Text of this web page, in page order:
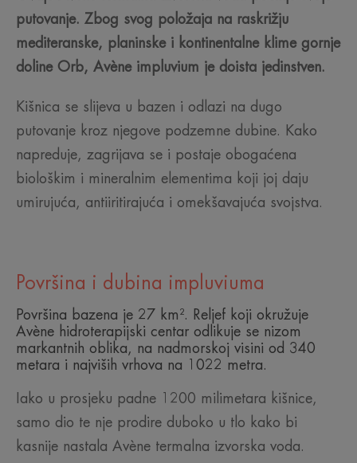
putovanje. Zbog svog položaja na raskrižju
mediteranske, planinske i kontinentalne klime gornje
doline Orb, Avène impluvium je doista jedinstven.
Kišnica se slijeva u bazen i odlazi na dugo
putovanje kroz njegove podzemne dubine. Kako
napreduje, zagrijava se i postaje obogaćena
biološkim i mineralnim elementima koji joj daju
umirujuća, antiiritirajuća i omekšavajuća svojstva.
Površina i dubina impluviuma
Površina bazena je 27 km². Reljef koji okružuje
Avène hidroterapijski centar odlikuje se nizom
markantnih oblika, na nadmorskoj visini od 340
metara i najviših vrhova na 1022 metra.
Iako u prosjeku padne 1200 milimetara kišnice,
samo dio te nje prodire duboko u tlo kako bi
kasnije nastala Avène termalna izvorska voda.